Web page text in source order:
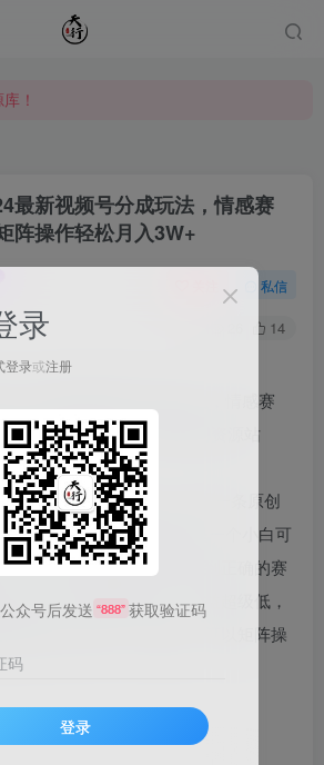
！
最新视频号分成玩法，情感赛
阵操作轻松月入3W+
私信
14
，100%原创视频，几分钟一条原创
族、大学生 视频号项目是一个小白可
，但是目前很多人都找不到正确的赛
解说、民间故事等等，收益超级低，
道起号非常快，收益高，可以矩阵操
录
登录或注册
众号后发送 “888” 获取验证码
码
登录